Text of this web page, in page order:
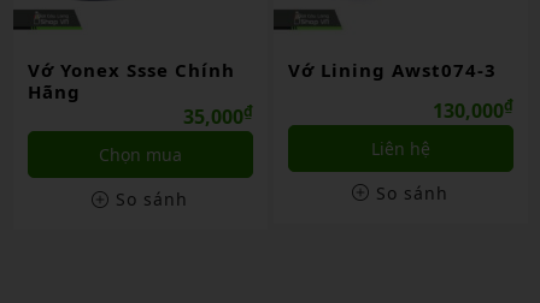
Vớ Yonex Ssse Chính
Hãng
35,000₫
Chọn mua
So sánh
Vớ Lining Awst074-3
130,000₫
Liên hệ
So sánh